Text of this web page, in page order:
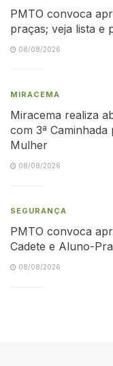
PMTO convoca
praças; veja lista e
08/08/2026
MIRACEMA
Miracema realiza
com 3ª
Mulher
08/08/2026
SEGURANÇA
PMTO convoca
Cadete e Aluno-
08/08/2026